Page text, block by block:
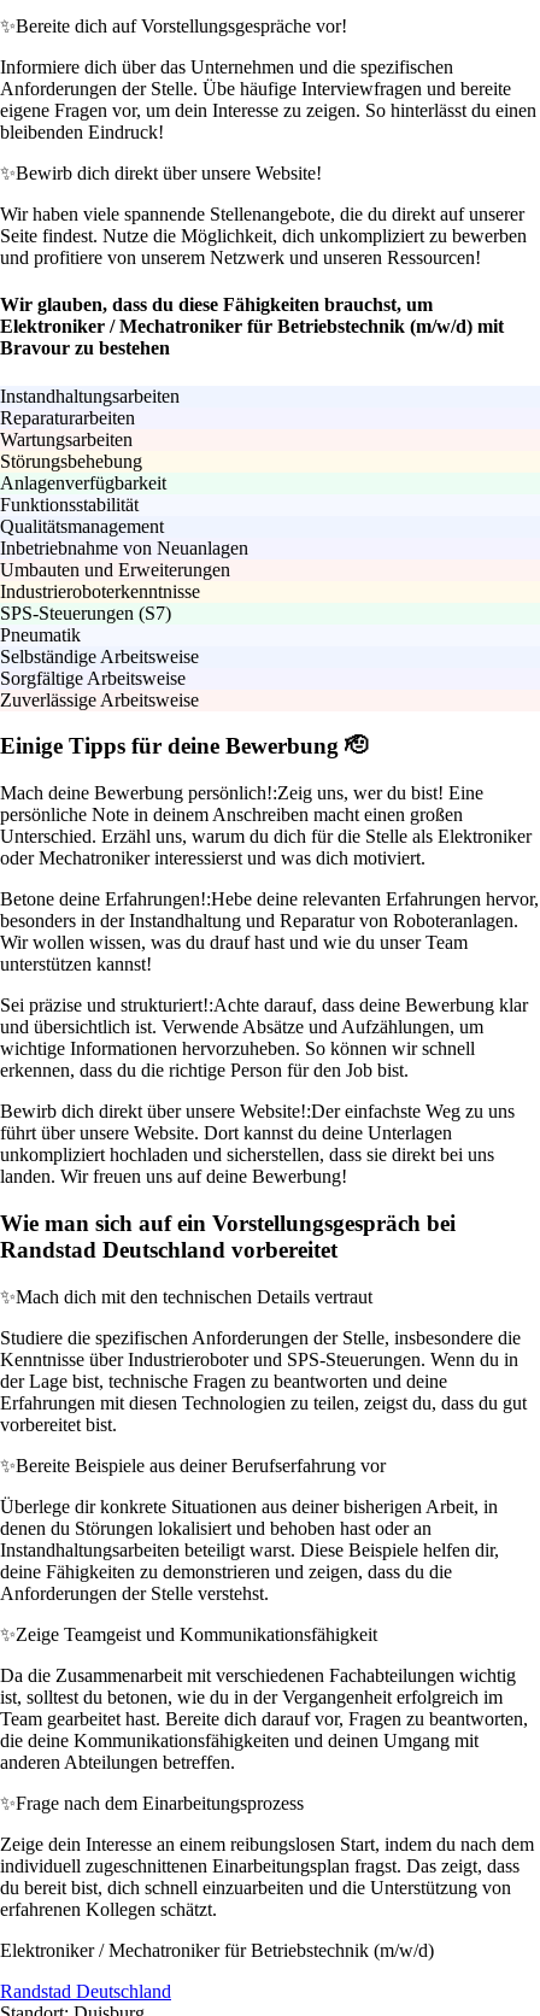
✨Bereite dich auf Vorstellungsgespräche vor!
Informiere dich über das Unternehmen und die spezifischen
Anforderungen der Stelle. Übe häufige Interviewfragen und bereite
eigene Fragen vor, um dein Interesse zu zeigen. So hinterlässt du einen
bleibenden Eindruck!
✨Bewirb dich direkt über unsere Website!
Wir haben viele spannende Stellenangebote, die du direkt auf unserer
Seite findest. Nutze die Möglichkeit, dich unkompliziert zu bewerben
und profitiere von unserem Netzwerk und unseren Ressourcen!
Wir glauben, dass du diese Fähigkeiten brauchst, um
Elektroniker / Mechatroniker für Betriebstechnik (m/w/d) mit
Bravour zu bestehen
Instandhaltungsarbeiten
Reparaturarbeiten
Wartungsarbeiten
Störungsbehebung
Anlagenverfügbarkeit
Funktionsstabilität
Qualitätsmanagement
Inbetriebnahme von Neuanlagen
Umbauten und Erweiterungen
Industrieroboterkenntnisse
SPS-Steuerungen (S7)
Pneumatik
Selbständige Arbeitsweise
Sorgfältige Arbeitsweise
Zuverlässige Arbeitsweise
Einige Tipps für deine Bewerbung 🫡
Mach deine Bewerbung persönlich!:Zeig uns, wer du bist! Eine
persönliche Note in deinem Anschreiben macht einen großen
Unterschied. Erzähl uns, warum du dich für die Stelle als Elektroniker
oder Mechatroniker interessierst und was dich motiviert.
Betone deine Erfahrungen!:Hebe deine relevanten Erfahrungen hervor,
besonders in der Instandhaltung und Reparatur von Roboteranlagen.
Wir wollen wissen, was du drauf hast und wie du unser Team
unterstützen kannst!
Sei präzise und strukturiert!:Achte darauf, dass deine Bewerbung klar
und übersichtlich ist. Verwende Absätze und Aufzählungen, um
wichtige Informationen hervorzuheben. So können wir schnell
erkennen, dass du die richtige Person für den Job bist.
Bewirb dich direkt über unsere Website!:Der einfachste Weg zu uns
führt über unsere Website. Dort kannst du deine Unterlagen
unkompliziert hochladen und sicherstellen, dass sie direkt bei uns
landen. Wir freuen uns auf deine Bewerbung!
Wie man sich auf ein Vorstellungsgespräch bei
Randstad Deutschland vorbereitet
✨Mach dich mit den technischen Details vertraut
Studiere die spezifischen Anforderungen der Stelle, insbesondere die
Kenntnisse über Industrieroboter und SPS-Steuerungen. Wenn du in
der Lage bist, technische Fragen zu beantworten und deine
Erfahrungen mit diesen Technologien zu teilen, zeigst du, dass du gut
vorbereitet bist.
✨Bereite Beispiele aus deiner Berufserfahrung vor
Überlege dir konkrete Situationen aus deiner bisherigen Arbeit, in
denen du Störungen lokalisiert und behoben hast oder an
Instandhaltungsarbeiten beteiligt warst. Diese Beispiele helfen dir,
deine Fähigkeiten zu demonstrieren und zeigen, dass du die
Anforderungen der Stelle verstehst.
✨Zeige Teamgeist und Kommunikationsfähigkeit
Da die Zusammenarbeit mit verschiedenen Fachabteilungen wichtig
ist, solltest du betonen, wie du in der Vergangenheit erfolgreich im
Team gearbeitet hast. Bereite dich darauf vor, Fragen zu beantworten,
die deine Kommunikationsfähigkeiten und deinen Umgang mit
anderen Abteilungen betreffen.
✨Frage nach dem Einarbeitungsprozess
Zeige dein Interesse an einem reibungslosen Start, indem du nach dem
individuell zugeschnittenen Einarbeitungsplan fragst. Das zeigt, dass
du bereit bist, dich schnell einzuarbeiten und die Unterstützung von
erfahrenen Kollegen schätzt.
Elektroniker / Mechatroniker für Betriebstechnik (m/w/d)
Randstad Deutschland